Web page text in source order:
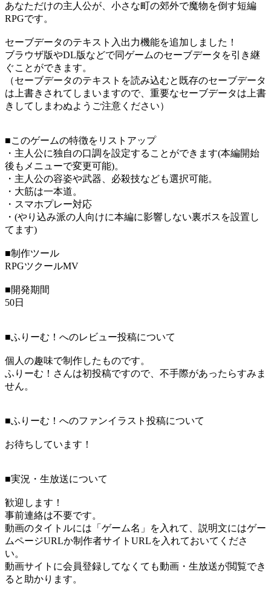
あなただけの主人公が、小さな町の郊外で魔物を倒す短編
RPGです。
セーブデータのテキスト入出力機能を追加しました！
ブラウザ版やDL版などで同ゲームのセーブデータを引き継
ぐことができます。
（セーブデータのテキストを読み込むと既存のセーブデータ
は上書きされてしまいますので、重要なセーブデータは上書
きしてしまわぬようご注意ください）
■このゲームの特徴をリストアップ
・主人公に独自の口調を設定することができます(本編開始
後もメニューで変更可能)。
・主人公の容姿や武器、必殺技なども選択可能。
・大筋は一本道。
・スマホプレー対応
・(やり込み派の人向けに本編に影響しない裏ボスを設置し
てます)
■制作ツール
RPGツクールMV
■開発期間
50日
■ふりーむ！へのレビュー投稿について
個人の趣味で制作したものです。
ふりーむ！さんは初投稿ですので、不手際があったらすみま
せん。
■ふりーむ！へのファンイラスト投稿について
お待ちしています！
■実況・生放送について
歓迎します！
事前連絡は不要です。
動画のタイトルには「ゲーム名」を入れて、説明文にはゲー
ムページURLか制作者サイトURLを入れておいてくださ
い。
動画サイトに会員登録してなくても動画・生放送が閲覧でき
ると助かります。